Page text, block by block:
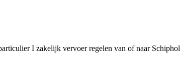
I zakelijk vervoer regelen van of naar